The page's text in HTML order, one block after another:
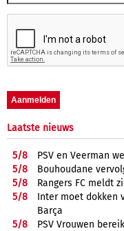
Laatste nieuws
5/8
PSV en Veerman
5/8
Bouhoudane
5/8
Rangers FC meldt
5/8
Inter moet dokken
Barça
5/8
PSV Vrouwen